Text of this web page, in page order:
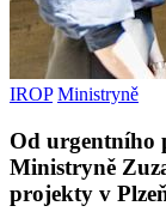
IROP Ministryně
Od urgentního
Ministryně
projekty v